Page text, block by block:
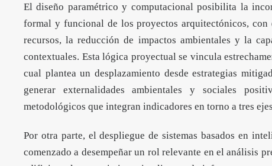
El diseño paramétrico y computacional posibilita la
formal y funcional de los proyectos arquitectónicos,
recursos, la reducción de impactos ambientales y la
contextuales. Esta lógica proyectual se vincula
cual plantea un desplazamiento desde estrategias
generar externalidades ambientales y sociales
metodológicos que integran indicadores en torno a tres
Por otra parte, el despliegue de sistemas basados en
comenzado a desempeñar un rol relevante en el análisis